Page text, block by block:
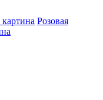
Розовая